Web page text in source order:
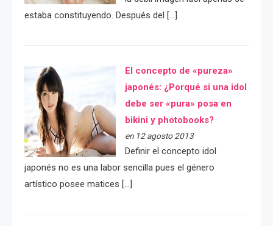
estaba constituyendo. Después del […]
El concepto de «pureza»
japonés: ¿Porqué si una idol
debe ser «pura» posa en
bikini y photobooks?
en 12 agosto 2013
Definir el concepto idol
japonés no es una labor sencilla pues el género
artístico posee matices […]